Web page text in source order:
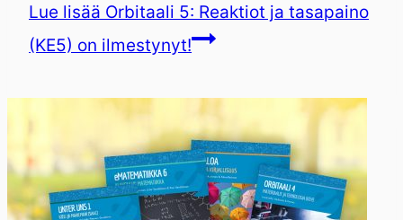
Lue lisää Orbitaali 5: Reaktiot ja tasapaino
(KE5) on ilmestynyt!